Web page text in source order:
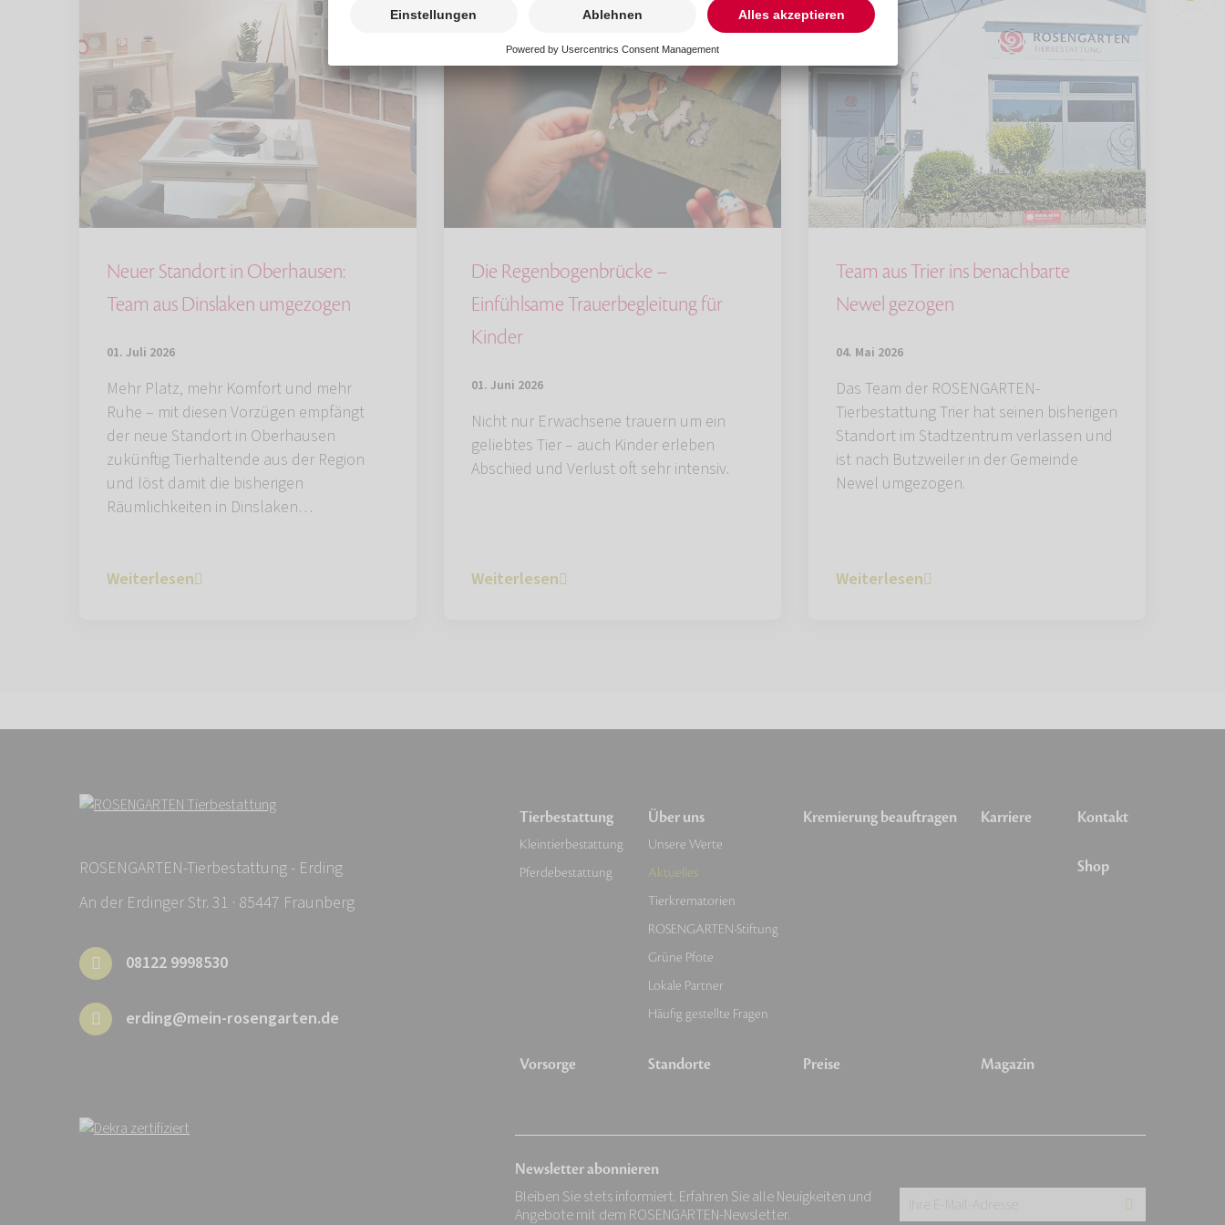
Neuer Standort in Oberhausen:
Team aus Dinslaken umgezogen
01. Juli 2026
Mehr Platz, mehr Komfort und mehr
Ruhe – mit diesen Vorzügen empfängt
der neue Standort in Oberhausen
zukünftig Tierhaltende aus der Region
und löst damit die bisherigen
Räumlichkeiten in Dinslaken…
Weiterlesen
Die Regenbogenbrücke –
Einfühlsame Trauerbegleitung für
Kinder
01. Juni 2026
Nicht nur Erwachsene trauern um ein
geliebtes Tier – auch Kinder erleben
Abschied und Verlust oft sehr intensiv.
Weiterlesen
Team aus Trier ins benachbarte
Newel gezogen
04. Mai 2026
Das Team der ROSENGARTEN-
Tierbestattung Trier hat seinen bisherigen
Standort im Stadtzentrum verlassen und
ist nach Butzweiler in der Gemeinde
Newel umgezogen.
Weiterlesen
ROSENGARTEN-Tierbestattung - Erding
An der Erdinger Str. 31 · 85447 Fraunberg
08122 9998530
erding@mein-rosengarten.de
Tierbestattung
Kleintierbestattung
Pferdebestattung
Vorsorge
Über uns
Unsere Werte
Aktuelles
Tierkrematorien
ROSENGARTEN-Stiftung
Grüne Pfote
Lokale Partner
Häufig gestellte Fragen
Standorte
Kremierung beauftragen
Preise
Karriere
Magazin
Kontakt
Shop
Newsletter abonnieren
Bleiben Sie stets informiert. Erfahren Sie alle Neuigkeiten und
Angebote mit dem ROSENGARTEN-Newsletter.